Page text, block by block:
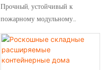
Модульная Расширение
Прочный, устойчивый к
пожарному модульному
расширяемому дому,
предназначенный для
безопасности и